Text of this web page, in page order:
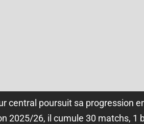
central poursuit sa progression
2025/26, il cumule 30 matchs, 1